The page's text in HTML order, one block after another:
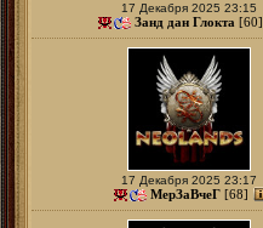
17 Декабря 2025 23:15
Занд дан Глокта [60]
17 Декабря 2025 23:17
МерЗаВчеГ [68]